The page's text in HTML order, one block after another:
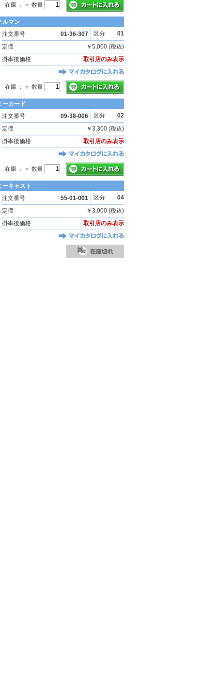
在庫 ： ○ 数量
ルマン
注文番号
01-36-307 区分
01
定価
￥5,000 (税込)
掛率後価格
取引店のみ表示
在庫 ： ○ 数量
ーカード
注文番号
09-38-006 区分
02
定価
￥3,300 (税込)
掛率後価格
取引店のみ表示
在庫 ： ○ 数量
ーキャスト
注文番号
55-01-001 区分
04
定価
￥3,000 (税込)
掛率後価格
取引店のみ表示